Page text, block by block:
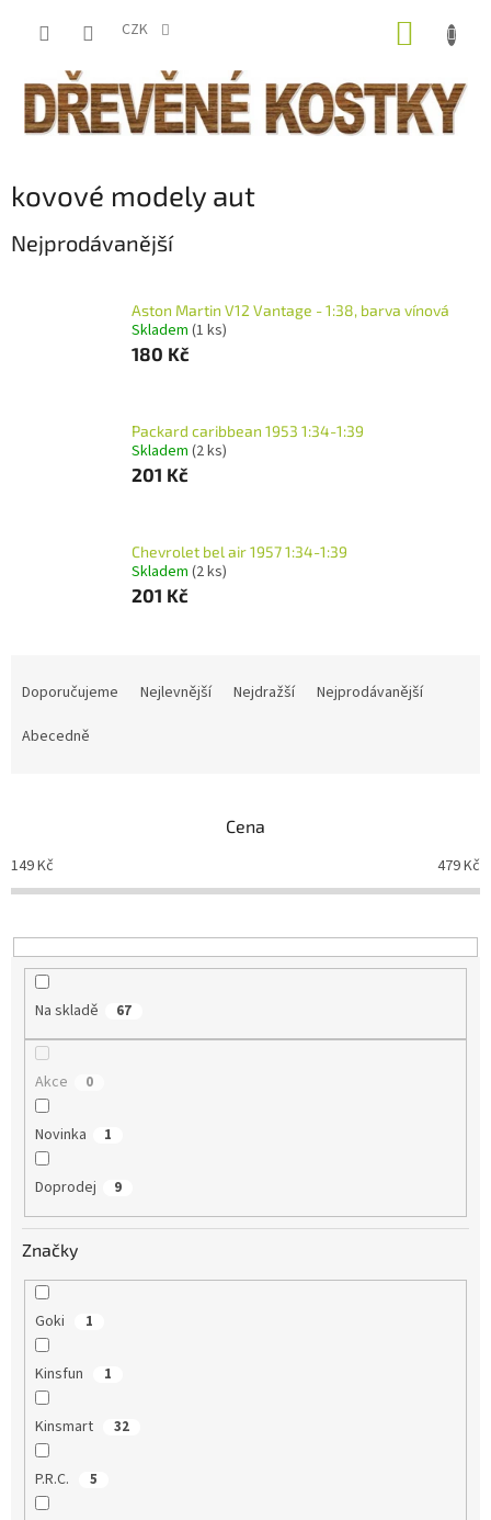
CZK
kovové modely aut
Nejprodávanější
Aston Martin V12 Vantage - 1:38, barva vínová
Skladem (1 ks)
180 Kč
Packard caribbean 1953 1:34-1:39
Skladem (2 ks)
201 Kč
Chevrolet bel air 1957 1:34-1:39
Skladem (2 ks)
201 Kč
o
d
k
t
Doporučujeme Nejlevnější Nejdražší
Nejprodávanější
Abecedně
Cena
149Kč 479Kč
Na skladě 67
Akce 0
Novinka 1
Doprodej 9
Značky
Goki 1
Kinsfun 1
Kinsmart 32
P.R.C. 5